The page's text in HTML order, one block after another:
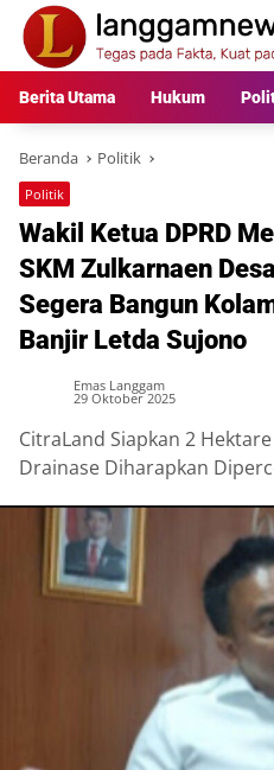
Langsung
konten
Berita Utama Hukum
Beranda Politik
Politik
Wakil Ketua DPRD
SKM Zulkarnaen
Segera Bangun
Banjir Letda Sujono
Emas Langgam
29 Oktober 2025
CitraLand Siapkan 2
Drainase Diharapkan